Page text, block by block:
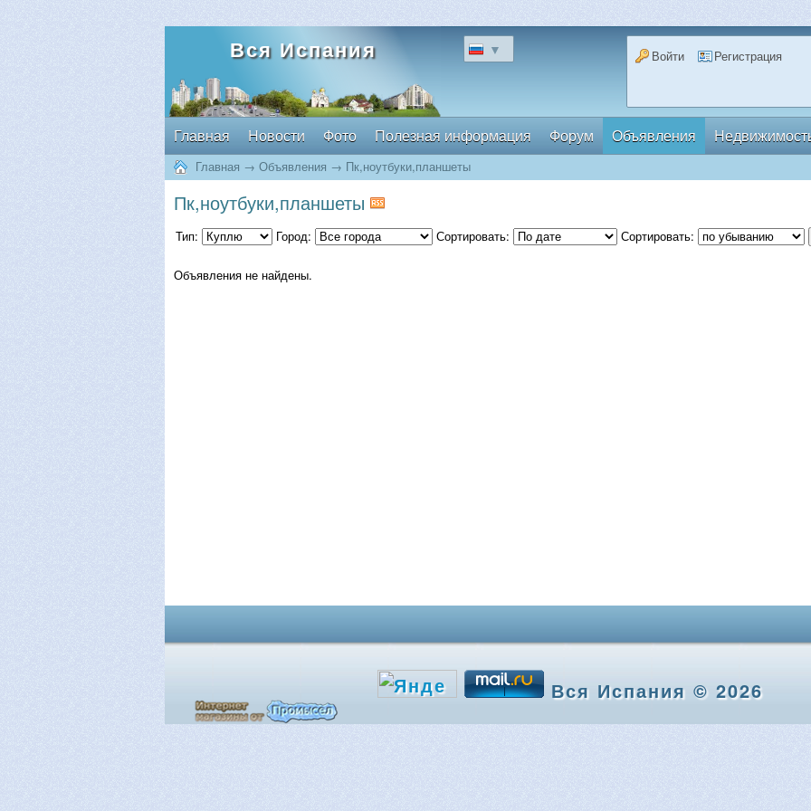
Вся Испания ▼ Войти Регистрация
Главная Новости Фото Полезная информация Форум Объявления
Главная → Объявления → Пк,ноутбуки,планшеты
Пк,ноутбуки,планшеты
Тип: Город: Сортировать: Сортировать:
Объявления не найдены.
Вся Испания © 2026